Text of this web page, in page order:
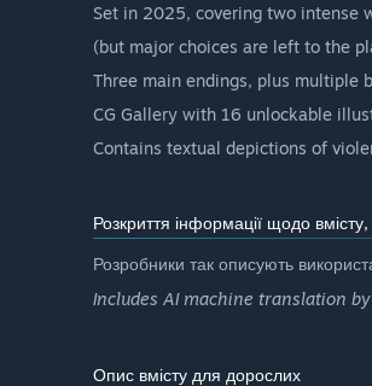
Set in 2025, covering two intense
(but major choices are left to the
Three main endings, plus multiple
CG Gallery with 16 unlockable
Contains textual depictions of
Розкриття інформації щодо
Розробники так описують
Includes AI machine translation by
Опис вмісту для дорослих